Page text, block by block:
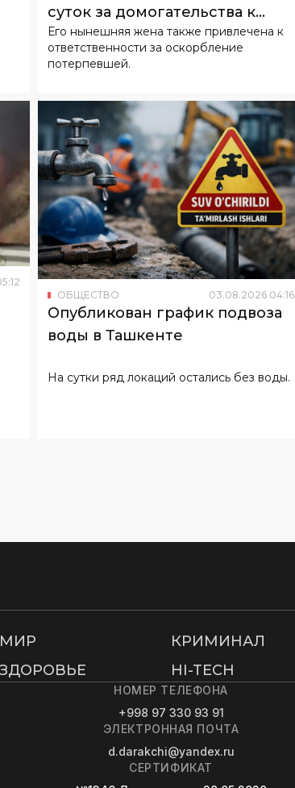
суток за домогательства к
бывшей супруге
Его нынешняя жена также привлечена к
ответственности за оскорбление
потерпевшей.
:12
ОБЩЕСТВО 03.08.2026 04:16
Опубликован график подвоза
воды в Ташкенте
На сутки ряд локаций остались без воды.
МИР КРИМИНАЛ
ЗДОРОВЬЕ HI-TECH
НОМЕР ТЕЛЕФОНА
+998 97 330 93 91
ЭЛЕКТРОННАЯ ПОЧТА
d.darakchi@yandex.ru
СЕРТИФИКАТ